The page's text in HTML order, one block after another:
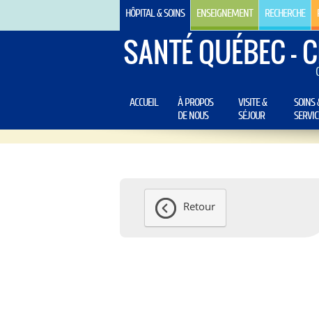
HÔPITAL & SOINS ENSEIGNEMENT RECHERCHE
SANTÉ QUÉBEC -
ACCUEIL
À PROPOS
DE NOUS
VISITE &
SÉJOUR
SOINS
Retour